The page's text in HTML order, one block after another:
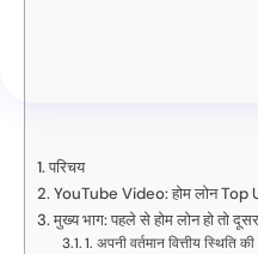
परिचय
YouTube Video: होम लोन Top
मुख्य भाग: पहले से होम लोन हो तो
1. अपनी वर्तमान वित्तीय स्थिति